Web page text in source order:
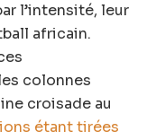
l’intensité, leur
africain.
colonnes
croisade au
étant tirées